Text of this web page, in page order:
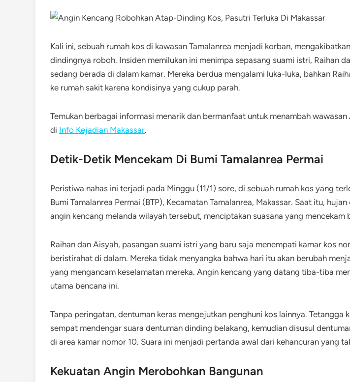
Kali ini, sebuah rumah kos di kawasan Tamalanrea menjadi korban,
dindingnya roboh. Insiden memilukan ini menimpa sepasang suami istri, Raihan
sedang berada di dalam kamar. Mereka berdua mengalami luka-luka, bahkan
ke rumah sakit karena kondisinya yang cukup parah.
Temukan berbagai informasi menarik dan bermanfaat untuk menambah wawasan
di Info Kejadian Makassar.
Detik-Detik Mencekam Di Bumi Tamalanrea Permai
Peristiwa nahas ini terjadi pada Minggu (11/1) sore, di sebuah rumah kos yang
Bumi Tamalanrea Permai (BTP), Kecamatan Tamalanrea, Makassar. Saat itu,
angin kencang melanda wilayah tersebut, menciptakan suasana yang mencekam
Raihan dan Aisyah, pasangan suami istri yang baru saja menempati kamar kos
beristirahat di dalam. Mereka tidak menyangka bahwa hari itu akan berubah
yang mengancam keselamatan mereka. Angin kencang yang datang tiba-tiba
utama bencana ini.
Tanpa peringatan, dentuman keras mengejutkan penghuni kos lainnya. Tetangga
sempat mendengar suara dentuman dinding belakang, kemudian disusul
di area kamar nomor 10. Suara ini menjadi pertanda awal dari kehancuran yang
Kekuatan Angin Merobohkan Bangunan